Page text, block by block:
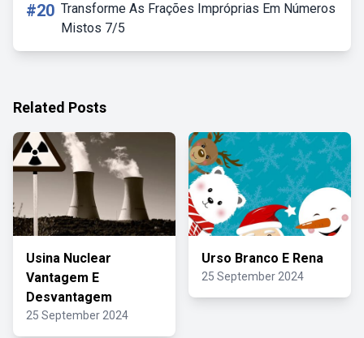
#20 Transforme As Frações Impróprias Em Números
Mistos 7/5
Related Posts
Usina Nuclear
Vantagem E
Desvantagem
25 September 2024
Urso Branco E Rena
25 September 2024